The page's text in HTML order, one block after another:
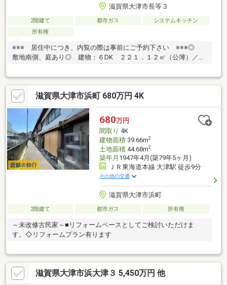
滋賀県大津市長等３
2階建て 都市ガス
システムキッチン
所有権
※※※ 居住中につき、内覧の際は事前にご予約下さい ※※※◎
敷地南側、庭あり◎ 建物：６DK ２２１．１２㎡（公簿）／土
地：３２１．４８㎡（公簿）◎ 前面道路幅員約７．０ｍ（公
道） ◎ 土地間口約９．０ｍ
滋賀県大津市浜町 680万円 4K
680万円
間取り 4K
建物面積39.66m2
土地面積44.68m2
築年月 1947年4月(築79年5ヶ月)
ＪＲ東海道本線 大津駅 徒歩9分
その他の交通
滋賀県大津市浜町
2階建て 都市ガス 所有権
～未改修古民家～■リフォームベースとしてご検討いただけま
す。◇リフォームプラン有ります
滋賀県大津市浜大津３ 5,450万円 他